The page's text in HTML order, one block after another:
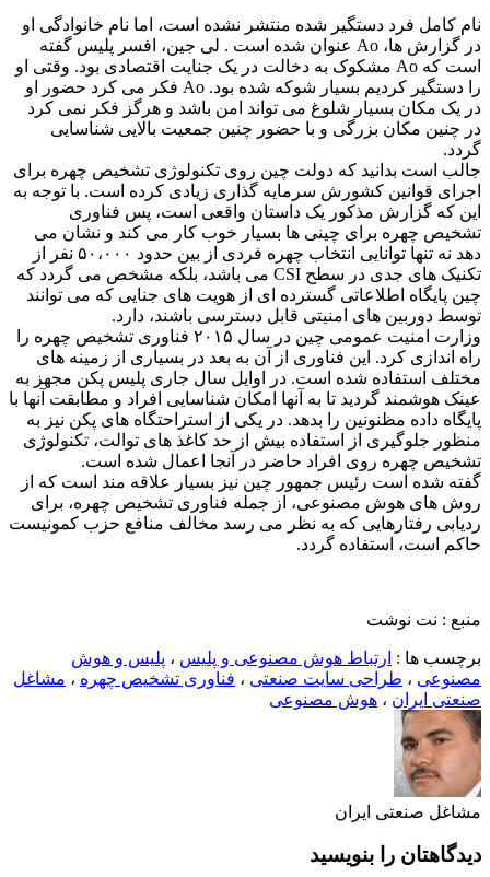
نام کامل فرد دستگیر شده منتشر نشده است، اما نام خانوادگی او
در گزارش ها، Ao عنوان شده است . لی جین، افسر پلیس گفته
است که Ao مشکوک به دخالت در یک جنایت اقتصادی بود. وقتی او
را دستگیر کردیم بسیار شوکه شده بود. Ao فکر می کرد حضور او
در یک مکان بسیار شلوغ می تواند امن باشد و هرگز فکر نمی کرد
در چنین مکان بزرگی و با حضور چنین جمعیت بالایی شناسایی
گردد.
جالب است بدانید که دولت چین روی تکنولوژی تشخیص چهره برای
اجرای قوانین کشورش سرمایه گذاری زیادی کرده است. با توجه به
این که گزارش مذکور یک داستان واقعی است، پس فناوری
تشخیص چهره برای چینی ها بسیار خوب کار می کند و نشان می
دهد نه تنها توانایی انتخاب چهره فردی از بین حدود ۵۰،۰۰۰ نفر از
تکنیک های جدی در سطح CSI می باشد، بلکه مشخص می گردد که
چین پایگاه اطلاعاتی گسترده ای از هویت های جنایی که می توانند
توسط دوربین های امنیتی قابل دسترسی باشند، دارد.
وزارت امنیت عمومی چین در سال ۲۰۱۵ فناوری تشخیص چهره را
راه اندازی کرد. این فناوری از آن به بعد در بسیاری از زمینه های
مختلف استفاده شده است. در اوایل سال جاری پلیس پکن مجهز به
عینک هوشمند گردید تا به آنها امکان شناسایی افراد و مطابقت آنها با
پایگاه داده مظنونین را بدهد. در یکی از استراحتگاه های پکن نیز به
منظور جلوگیری از استفاده بیش از حد کاغذ های توالت، تکنولوژی
تشخیص چهره روی افراد حاضر در آنجا اعمال شده است.
گفته شده است رئیس جمهور چین نیز بسیار علاقه مند است که از
روش های هوش مصنوعی، از جمله فناوری تشخیص چهره، برای
ردیابی رفتارهایی که به نظر می رسد مخالف منافع حزب کمونیست
حاکم است، استفاده گردد.
منبع : نت نوشت
برچسب ها : ارتباط هوش مصنوعی و پلیس ، پلیس و هوش
مصنوعی ، طراحی سایت صنعتی ، فناوری تشخیص چهره ، مشاغل
صنعتی ایران ، هوش مصنوعی
مشاغل صنعتی ایران
دیدگاهتان را بنویسید